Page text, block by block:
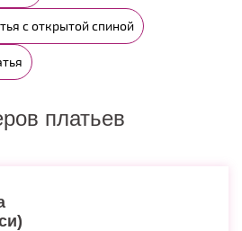
с открытой спиной
платьев